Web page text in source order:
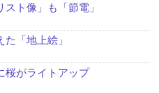
ト像」も「節電」
「地上絵」
桜がライトアップ